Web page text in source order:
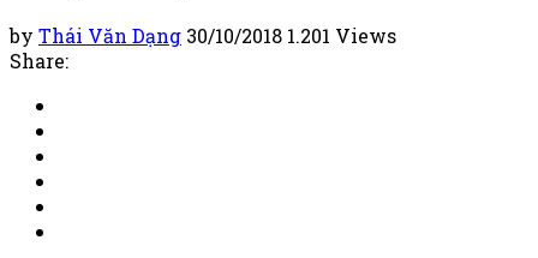
by Thái Văn Dạng 30/10/2018 1.201 Views
Share: